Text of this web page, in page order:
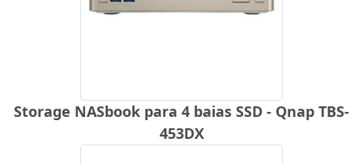
Storage NASbook para 4 baias SSD - Qnap TBS-
453DX